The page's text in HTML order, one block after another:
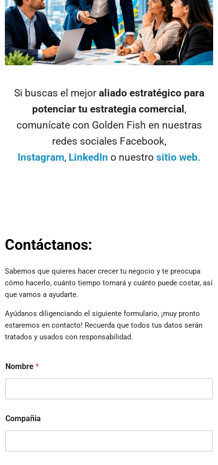
Si buscas el mejor aliado estratégico para
potenciar tu estrategia comercial ,
comunícate con Golden Fish en nuestras
redes sociales Facebook,
Instagram, LinkedIn o nuestro sitio web.
Contáctanos:
Sabemos que quieres hacer crecer tu negocio y te preocupa
cómo hacerlo, cuánto tiempo tomará y cuánto puede costar, así
que vamos a ayudarte.
Ayúdanos diligenciando el siguiente formulario, ¡muy pronto
estaremos en contacto! Recuerda que todos tus datos serán
tratados y usados con responsabilidad.
Nombre *
Compañia